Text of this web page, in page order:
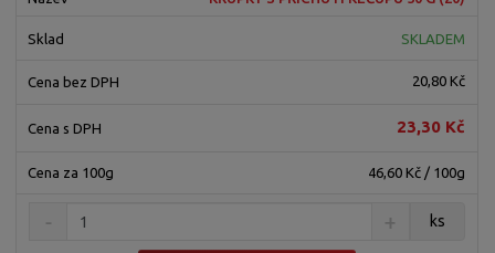
SKLADEM
20,80 Kč
23,30 Kč
46,60 Kč / 100g
ks